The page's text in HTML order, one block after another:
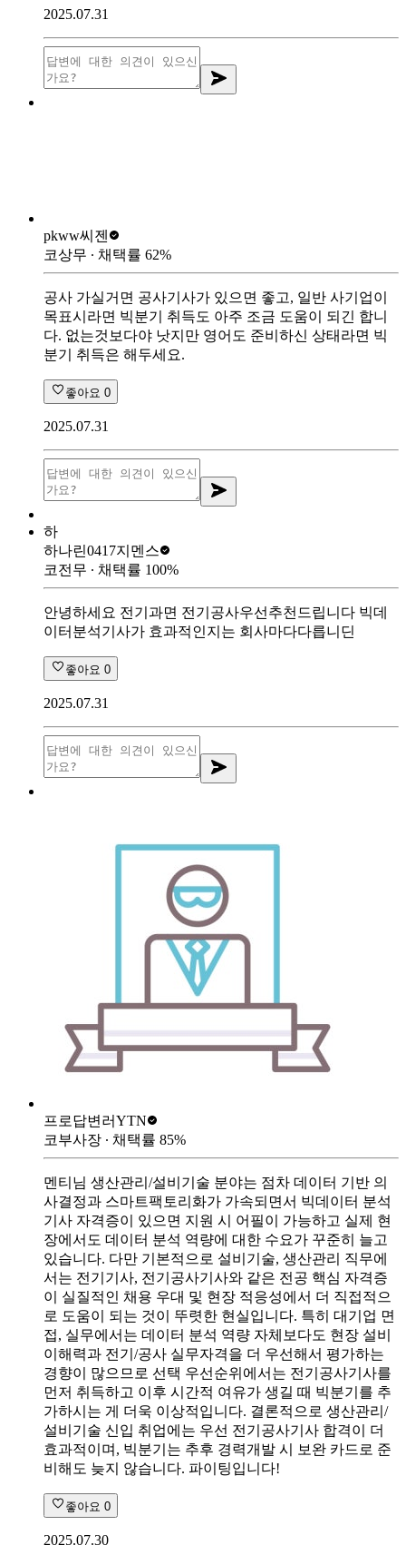
2025.07.31
pkww씨젠
코상무 ∙ 채택률 62%
공사 가실거면 공사기사가 있으면 좋고, 일반 사기업이
목표시라면 빅분기 취득도 아주 조금 도움이 되긴 합니
다. 없는것보다야 낫지만 영어도 준비하신 상태라면 빅
분기 취득은 해두세요.
좋아요 0
2025.07.31
하
하나린0417지멘스
코전무 ∙ 채택률 100%
안녕하세요 전기과면 전기공사우선추천드립니다 빅데
이터분석기사가 효과적인지는 회사마다다릅니딘
좋아요 0
2025.07.31
프로답변러YTN
코부사장 ∙ 채택률 85%
멘티님 생산관리/설비기술 분야는 점차 데이터 기반 의
사결정과 스마트팩토리화가 가속되면서 빅데이터 분석
기사 자격증이 있으면 지원 시 어필이 가능하고 실제 현
장에서도 데이터 분석 역량에 대한 수요가 꾸준히 늘고
있습니다. 다만 기본적으로 설비기술, 생산관리 직무에
서는 전기기사, 전기공사기사와 같은 전공 핵심 자격증
이 실질적인 채용 우대 및 현장 적응성에서 더 직접적으
로 도움이 되는 것이 뚜렷한 현실입니다. 특히 대기업 면
접, 실무에서는 데이터 분석 역량 자체보다도 현장 설비
이해력과 전기/공사 실무자격을 더 우선해서 평가하는
경향이 많으므로 선택 우선순위에서는 전기공사기사를
먼저 취득하고 이후 시간적 여유가 생길 때 빅분기를 추
가하시는 게 더욱 이상적입니다. 결론적으로 생산관리/
설비기술 신입 취업에는 우선 전기공사기사 합격이 더
효과적이며, 빅분기는 추후 경력개발 시 보완 카드로 준
비해도 늦지 않습니다. 파이팅입니다!
좋아요 0
2025.07.30